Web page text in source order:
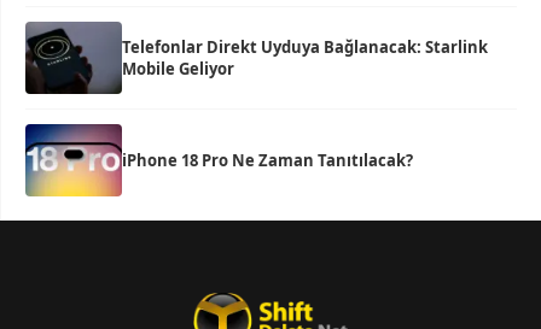
Telefonlar Direkt Uyduya Bağlanacak: Starlink
Mobile Geliyor
iPhone 18 Pro Ne Zaman Tanıtılacak?